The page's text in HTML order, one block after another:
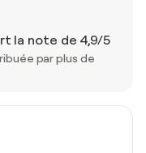
la note de 4,9/5
par plus de